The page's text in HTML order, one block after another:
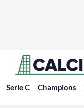
Serie C Champions